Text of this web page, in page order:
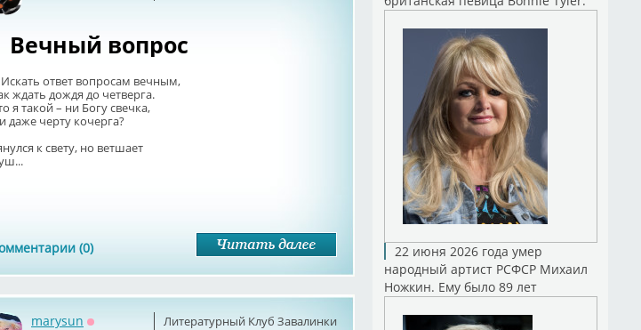
Вечный вопрос
ответ вопросам вечным,
ждать дождя до четверга.
я такой – ни Богу свечка,
даже черту кочерга?
к свету, но ветшает
(0)
Литературный Клуб Завалинки
marysun
22 июня 2026 года умер
народный артист РСФСР Михаил
Ножкин. Ему было 89 лет